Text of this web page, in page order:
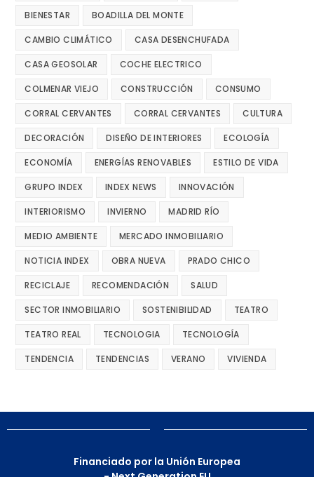
BIENESTAR BOADILLA DEL MONTE
CAMBIO CLIMÁTICO CASA DESENCHUFADA
CASA GEOSOLAR COCHE ELECTRICO
COLMENAR VIEJO CONSTRUCCIÓN CONSUMO
CORRAL CERVANTES CORRAL CERVANTES CULTURA
DECORACIÓN DISEÑO DE INTERIORES ECOLOGÍA
ECONOMÍA ENERGÍAS RENOVABLES ESTILO DE VIDA
GRUPO INDEX INDEX NEWS INNOVACIÓN
INTERIORISMO INVIERNO MADRID RÍO
MEDIO AMBIENTE MERCADO INMOBILIARIO
NOTICIA INDEX OBRA NUEVA PRADO CHICO
RECICLAJE RECOMENDACIÓN SALUD
SECTOR INMOBILIARIO SOSTENIBILIDAD TEATRO
TEATRO REAL TECNOLOGIA TECNOLOGÍA
TENDENCIA TENDENCIAS VERANO VIVIENDA
Financiado por la Unión Europea